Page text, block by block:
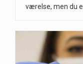
værelse, men du